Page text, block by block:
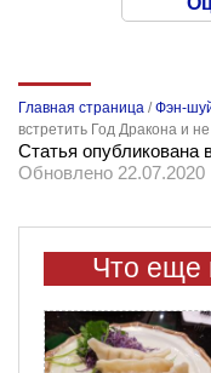
Главная страница /Фэн-
встретить Год Дракона и
Статья опубликована
Обновлено 22.07.2020
Что еще